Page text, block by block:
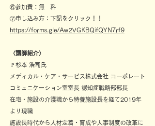
⑥参加費：無 料
⑦申し込み方：下記をクリック！！
https://forms.gle/Aw2VGKBQifQYN7rf9
〈講師紹介〉
🚩杉本 浩司氏
メディカル・ケア・サービス株式会社 コーポレート
コミュニケーション室室長 認知症戦略部部長
在宅・施設の介護職から特養施設長を経て2019年
より現職
施設長時代から人材定着・育成や人事制度の改革に